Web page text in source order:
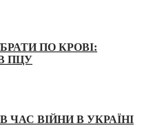
ПО КРОВІ:
ПЦУ
ВІЙНИ В УКРАЇНІ